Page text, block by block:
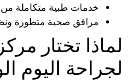
خدمات طبية متكاملة من
مرافق صحية متطورة
لماذا تختار مركز
لجراحة اليوم